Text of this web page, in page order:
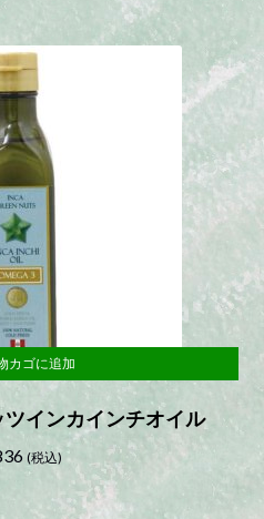
インカインチオイル
(税込)
カゴに追加